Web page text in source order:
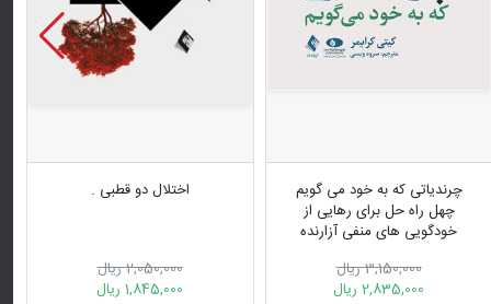
چرندیاتی که به خود می گویم
چهل راه حل برای رهایی از
خودگویی های منفی آزارنده
3,150,000 ریال
2,835,000 ریال
اختلال دو قطبی .
2,050,000 ریال
1,845,000 ریال